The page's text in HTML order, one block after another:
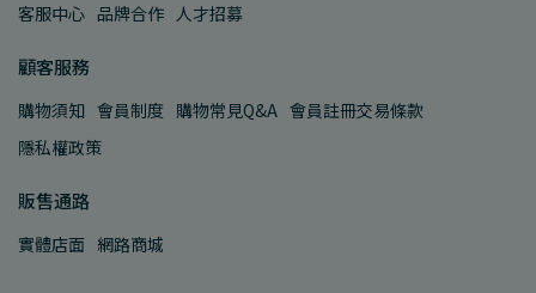
客服中心 品牌合作 人才招募
顧客服務
購物須知 會員制度 購物常見Q&A 會員註冊交易條款
隱私權政策
販售通路
實體店面 網路商城